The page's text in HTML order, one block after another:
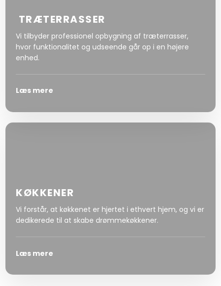
TRÆTERRASSER
Vi tilbyder professionel opbygning af træterrasser,
hvor funktionalitet og udseende går op i en højere
enhed.
Læs mere
KØKKENER
Vi forstår, at køkkenet er hjertet i ethvert hjem, og vi er
dedikerede til at skabe drømmekøkkener.
Læs mere